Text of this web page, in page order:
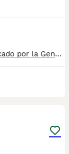
✅ Somos un criadero autorizado y certificado por la Generalitat de Catalunya bajo el número de Núcleo Zoológico G25/00314. PARA MÁS INFORMACIÓN: ☎️ 933095977 📱 685878504 / 674320847 🐶 Programa una visita para conocerlos 💻 Más fotos y vídeos en nuestra web www.aquanatura.es 🚙 Hacemos envíos 📌 Calle Roger de Flor 45, muy cerca del Arc de Triomf de Barcelona, de Lunes a Sábados. Se entregan con sus vacunas, desparasitados interna y externamente, con microchip y su registro, cartilla sanitaria y contrato de garantías, documentación legal y factura. AQUANATURA